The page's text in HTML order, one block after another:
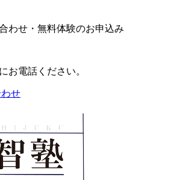
わせ・ 無料体験のお申込み
お電話ください。
せ